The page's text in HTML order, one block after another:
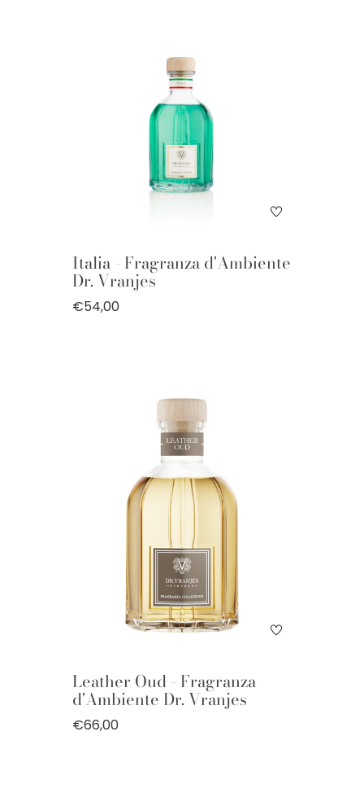
Italia - Fragranza d'Ambiente
Dr. Vranjes
€54,00
Leather Oud - Fragranza
d'Ambiente Dr. Vranjes
€66,00